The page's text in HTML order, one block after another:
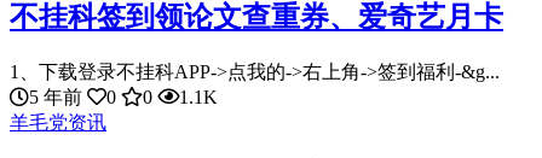
不挂科签到领论文查重券、爱奇艺月卡
1、下载登录不挂科APP->点我的->右上角->签到福利-&g...
5 年前
0 0
1.1K
羊毛党资讯